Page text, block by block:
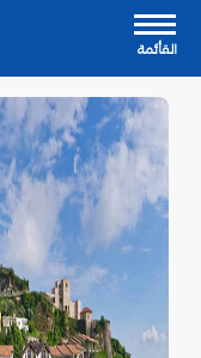
القأئمة